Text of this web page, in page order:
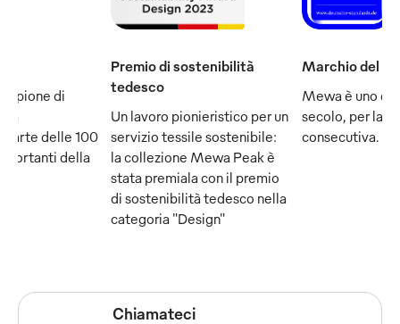
di
fa
delle 100
della
Premio di sostenibilità
tedesco
Un lavoro pionieristico per un
servizio tessile sostenibile:
la collezione Mewa Peak è
stata premiala con il premio
di sostenibilità tedesco nella
categoria "Design"
Marchio del
Mewa è uno
secolo, per la
consecutiva.
Chiamateci